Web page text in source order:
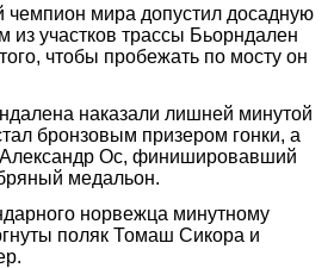
чемпион мира допустил досадную
из участков трассы Бьорндален
чтобы пробежать по мосту он
наказали лишней минутой
бронзовым призером гонки, а
Александр Ос, финишировавший
медальон.
норвежца минутному
поляк Томаш Сикора и